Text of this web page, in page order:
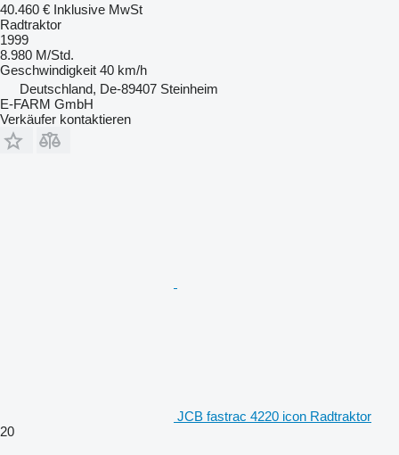
40.460 € Inklusive MwSt
Radtraktor
1999
8.980 M/Std.
Geschwindigkeit 40 km/h
Deutschland, De-89407 Steinheim
E-FARM GmbH
Verkäufer kontaktieren
JCB fastrac 4220 icon Radtraktor
20